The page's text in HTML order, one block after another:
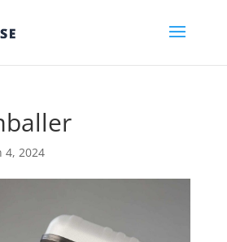
4, 2024